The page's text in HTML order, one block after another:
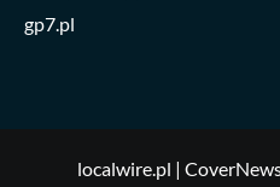
gp7.pl
localwire.pl |